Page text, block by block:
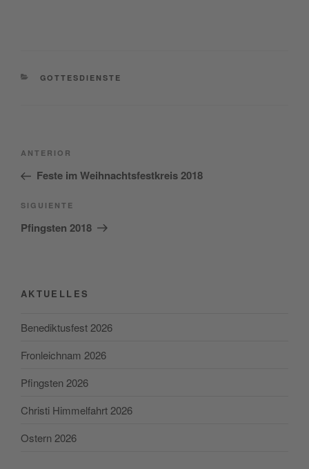
CATEGORÍAS
GOTTESDIENSTE
Navegación
entradas
Entrada
anterior:
ANTERIOR
Feste im Weihnachtsfestkreis 2018
Siguiente
entrada
SIGUIENTE
Pfingsten 2018
AKTUELLES
Benediktusfest 2026
Fronleichnam 2026
Pfingsten 2026
Christi Himmelfahrt 2026
Ostern 2026